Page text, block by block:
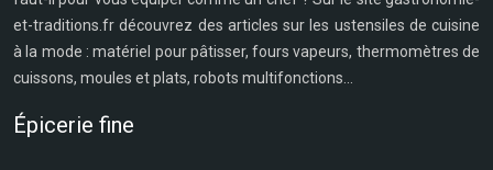
et-traditions.fr découvrez des articles sur les ustensiles de cuisine
à la mode : matériel pour pâtisser, fours vapeurs, thermomètres de
cuissons, moules et plats, robots multifonctions...
Épicerie fine